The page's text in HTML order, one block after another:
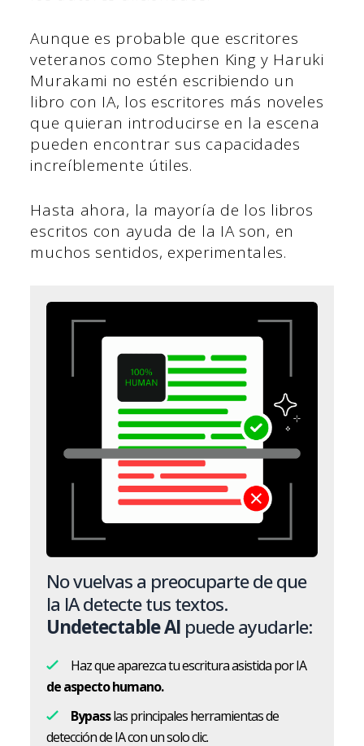
Aunque es probable que escritores
veteranos como Stephen King y Haruki
Murakami no estén escribiendo un
libro con IA, los escritores más noveles
que quieran introducirse en la escena
pueden encontrar sus capacidades
increíblemente útiles.
Hasta ahora, la mayoría de los libros
escritos con ayuda de la IA son, en
muchos sentidos, experimentales.
No vuelvas a preocuparte de que
la IA detecte tus textos.
Undetectable AI puede ayudarle:
Haz que aparezca tu escritura asistida por IA
de aspecto humano.
Bypasslas principales herramientas de
detección de IA con un solo clic.